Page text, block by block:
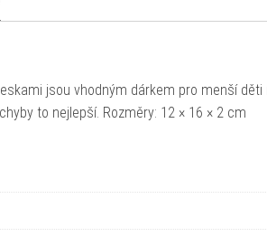
jsou vhodným dárkem pro menší
to nejlepší. Rozměry: 12 × 16 × 2 cm